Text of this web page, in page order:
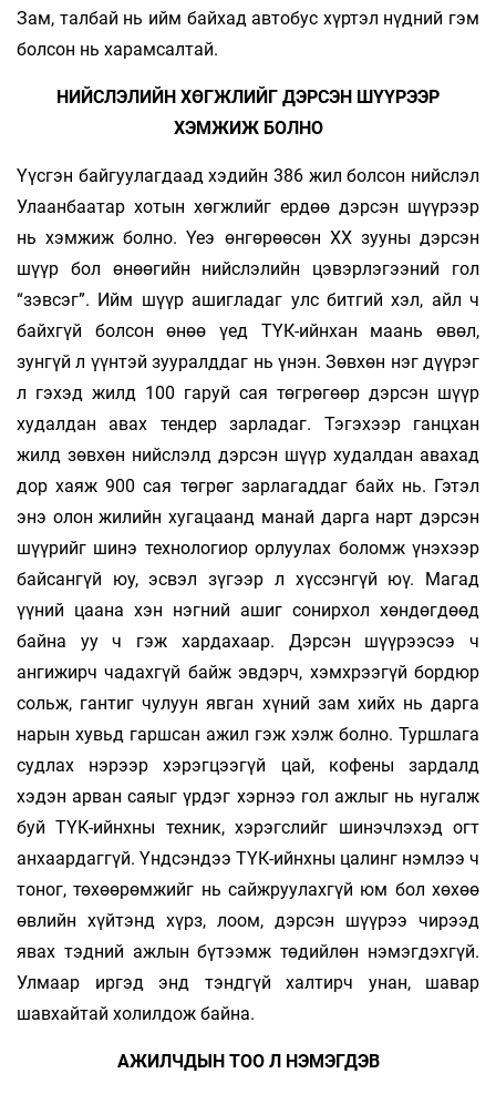
Зам, талбай нь ийм байхад автобус хүртэл нүдний гэм
болсон нь харамсалтай.
НИЙСЛЭЛИЙН ХӨГЖЛИЙГ ДЭРСЭН ШҮҮРЭЭР
ХЭМЖИЖ БОЛНО
Үүсгэн байгуулагдаад хэдийн 386 жил болсон нийслэл
Улаанбаатар хотын хөгжлийг ердөө дэрсэн шүүрээр
нь хэмжиж болно. Үеэ өнгөрөөсөн XX зууны дэрсэн
шүүр бол өнөөгийн нийслэлийн цэвэрлэгээний гол
“зэвсэг”. Ийм шүүр ашигладаг улс битгий хэл, айл ч
байхгүй болсон өнөө үед ТҮК-ийнхан маань өвөл,
зунгүй л үүнтэй зууралддаг нь үнэн. Зөвхөн нэг дүүрэг
л гэхэд жилд 100 гаруй сая төгрөгөөр дэрсэн шүүр
худалдан авах тендер зарладаг. Тэгэхээр ганцхан
жилд зөвхөн нийслэлд дэрсэн шүүр худалдан авахад
дор хаяж 900 сая төгрөг зарлагаддаг байх нь. Гэтэл
энэ олон жилийн хугацаанд манай дарга нарт дэрсэн
шүүрийг шинэ технологиор орлуулах боломж үнэхээр
байсангүй юу, эсвэл зүгээр л хүссэнгүй юү. Магад
үүний цаана хэн нэгний ашиг сонирхол хөндөгдөөд
байна уу ч гэж хардахаар. Дэрсэн шүүрээсээ ч
ангижирч чадахгүй байж эвдэрч, хэмхрээгүй бордюр
сольж, гантиг чулуун явган хүний зам хийх нь дарга
нарын хувьд гаршсан ажил гэж хэлж болно. Туршлага
судлах нэрээр хэрэгцээгүй цай, кофены зардалд
хэдэн арван саяыг үрдэг хэрнээ гол ажлыг нь нугалж
буй ТҮК-ийнхны техник, хэрэгслийг шинэчлэхэд огт
анхаардаггүй. Үндсэндээ ТҮК-ийнхны цалинг нэмлээ ч
тоног, төхөөрөмжийг нь сайжруулахгүй юм бол хөхөө
өвлийн хүйтэнд хүрз, лоом, дэрсэн шүүрээ чирээд
явах тэдний ажлын бүтээмж төдийлөн нэмэгдэхгүй.
Улмаар иргэд энд тэндгүй халтирч унан, шавар
шавхайтай холилдож байна.
АЖИЛЧДЫН ТОО Л НЭМЭГДЭВ